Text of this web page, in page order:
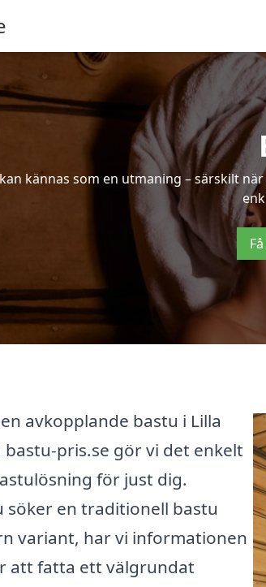
kännas som en utmaning – särskilt
avkopplande bastu i Lilla
bastu-pris.se gör vi det enkelt
för just dig.
söker en traditionell bastu
variant, har vi informationen
att fatta ett välgrundat